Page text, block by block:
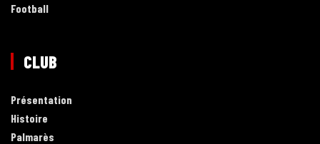
Football
CLUB
Présentation
Histoire
Palmarès